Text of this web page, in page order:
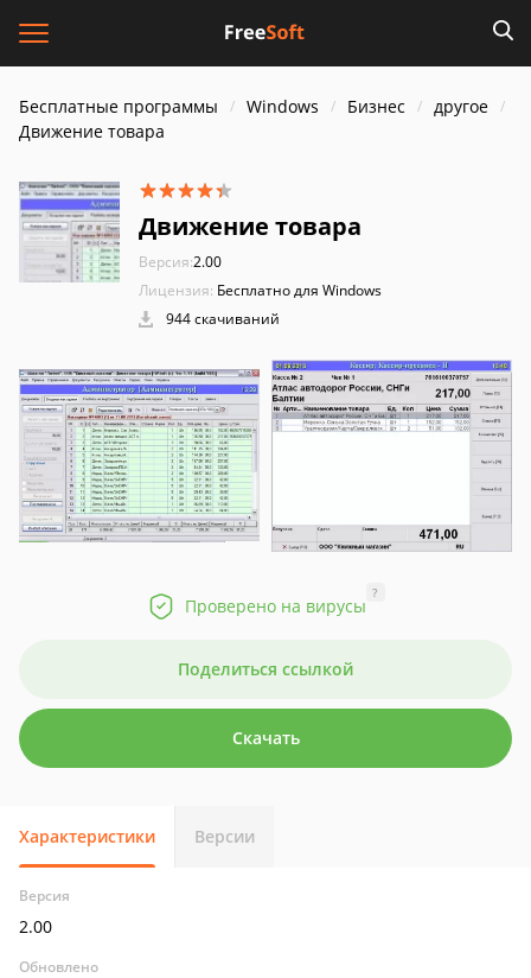
Бесплатные программы Windows Бизнес
другое
Движение товара
Движение товара
Версия:2.00
Лицензия: Бесплатно для Windows
944 скачиваний
Проверено на вирусы
?
Поделиться ссылкой
Скачать
Характеристики Версии
Версия
2.00
Обновлено